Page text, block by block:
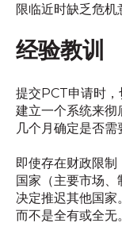
限临近时缺乏危机
经验教训
提交PCT申请时
建立一个系统来彻
几个月确定是否需
即使存在财政限
国家（主要市场
决定推迟其他国家
而不是全有或全无。